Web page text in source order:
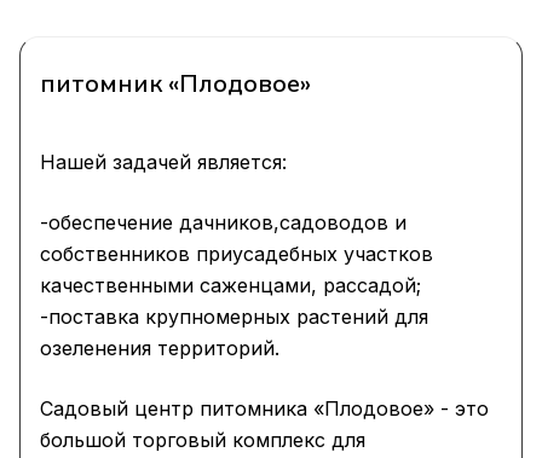
питомник «Плодовое»
Нашей задачей является:
-обеспечение дачников,садоводов и
собственников приусадебных участков
качественными саженцами, рассадой;
-поставка крупномерных растений для
озеленения территорий.
Садовый центр питомника «Плодовое» - это
большой торговый комплекс для